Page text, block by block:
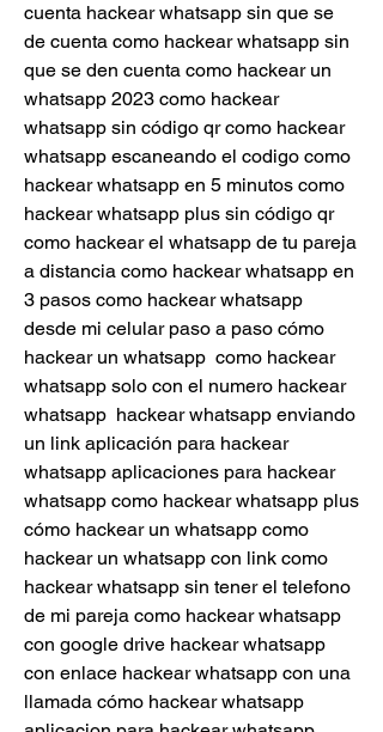
cuenta hackear whatsapp sin que se
de cuenta como hackear whatsapp sin
que se den cuenta como hackear un
whatsapp 2023 como hackear
whatsapp sin código qr como hackear
whatsapp escaneando el codigo como
hackear whatsapp en 5 minutos como
hackear whatsapp plus sin código qr
como hackear el whatsapp de tu pareja
a distancia como hackear whatsapp en
3 pasos como hackear whatsapp
desde mi celular paso a paso cómo
hackear un whatsapp  como hackear
whatsapp solo con el numero hackear
whatsapp  hackear whatsapp enviando
un link aplicación para hackear
whatsapp aplicaciones para hackear
whatsapp como hackear whatsapp plus
cómo hackear un whatsapp como
hackear un whatsapp con link como
hackear whatsapp sin tener el telefono
de mi pareja como hackear whatsapp
con google drive hackear whatsapp
con enlace hackear whatsapp con una
llamada cómo hackear whatsapp